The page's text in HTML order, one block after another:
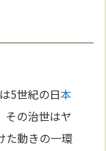
5世紀の日本
その治世はヤ
た動きの一環